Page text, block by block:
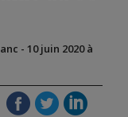
- 10 juin 2020 à